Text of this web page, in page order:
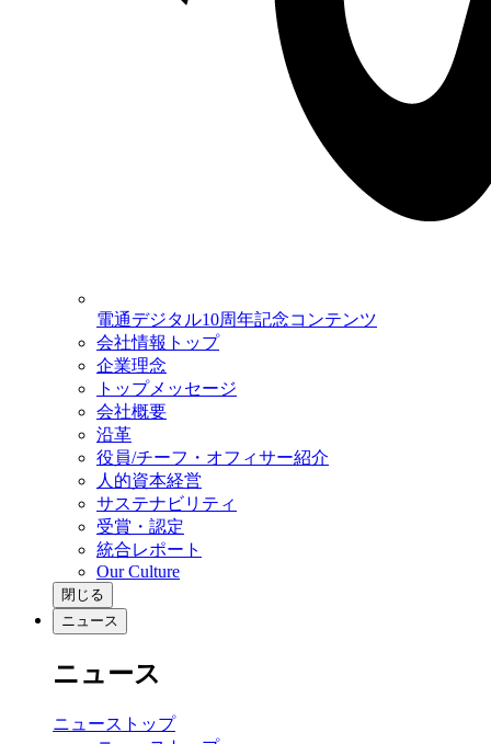
電通デジタル10周年記念コンテンツ
会社情報トップ
企業理念
トップメッセージ
会社概要
沿革
役員/チーフ・オフィサー紹介
人的資本経営
サステナビリティ
受賞・認定
統合レポート
Our Culture
閉じる
ニュース
ニュース
ニューストップ